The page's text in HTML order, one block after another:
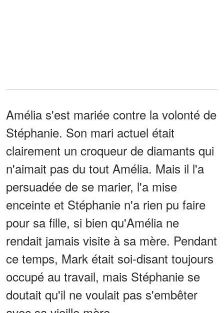
Amélia s'est mariée contre la volonté de
Stéphanie. Son mari actuel était
clairement un croqueur de diamants qui
n'aimait pas du tout Amélia. Mais il l'a
persuadée de se marier, l'a mise
enceinte et Stéphanie n'a rien pu faire
pour sa fille, si bien qu'Amélia ne
rendait jamais visite à sa mère. Pendant
ce temps, Mark était soi-disant toujours
occupé au travail, mais Stéphanie se
doutait qu'il ne voulait pas s'embêter